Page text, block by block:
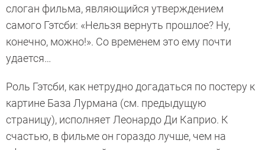
слоган фильма, являющийся утверждением
самого Гэтсби: «Нельзя вернуть прошлое? Ну,
конечно, можно!». Со временем это ему почти
удается…
Роль Гэтсби, как нетрудно догадаться по постеру к
картине База Лурмана (см. предыдущую
страницу), исполняет Леонардо Ди Каприо. К
счастью, в фильме он гораздо лучше, чем на